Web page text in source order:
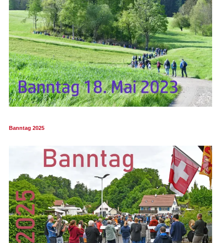
Banntag 2025